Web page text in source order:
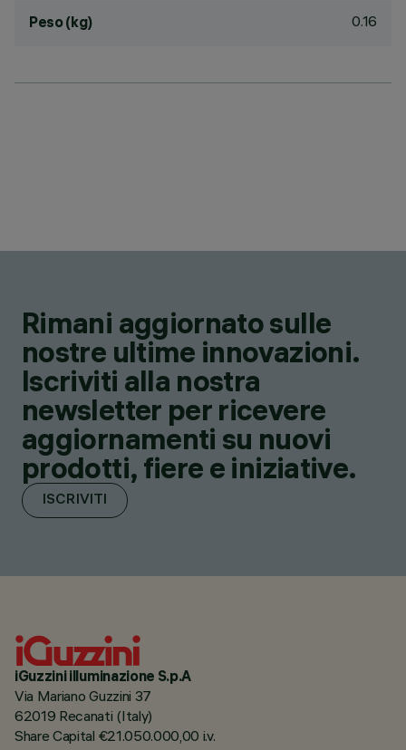
Peso (kg) 0.16
Rimani aggiornato sulle
nostre ultime innovazioni.
Iscriviti alla nostra
newsletter per ricevere
aggiornamenti su nuovi
prodotti, fiere e iniziative.
ISCRIVITI
iGuzzini illuminazione S.p.A
Via Mariano Guzzini 37
62019 Recanati (Italy)
Share Capital €21.050.000,00 i.v.